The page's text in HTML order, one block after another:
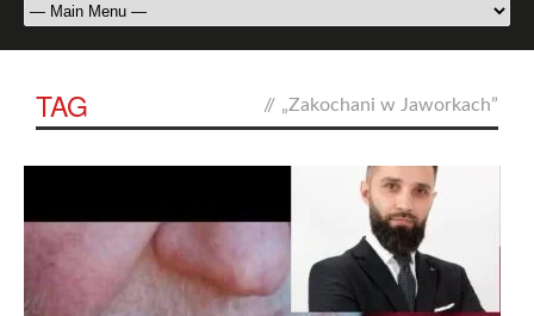
TAG // „Zakochani w Jaworkach”